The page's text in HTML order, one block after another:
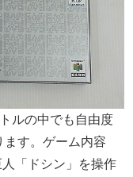
ルの中でも自由度
ます。ゲーム内容
「ドシン」を操作